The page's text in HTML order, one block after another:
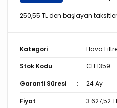
250,55 TL den başlayan
Kategori Hava
Stok Kodu CH 1359
Garanti Süresi 24 Ay
Fiyat 3.627,52